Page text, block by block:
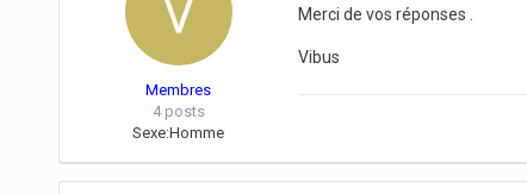
Membres
4 posts
Sexe:Homme
Merci de vos réponses .
Vibus